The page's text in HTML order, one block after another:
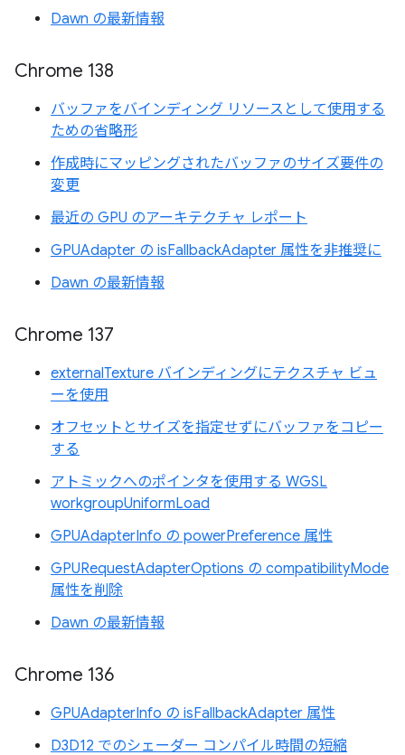
Dawn の最新情報
Chrome 138
バッファをバインディング リソースとして使用する
ための省略形
作成時にマッピングされたバッファのサイズ要件の
変更
最近の GPU のアーキテクチャ レポート
GPUAdapter の isFallbackAdapter 属性を非推奨に
Dawn の最新情報
Chrome 137
externalTexture バインディングにテクスチャ ビュ
ーを使用
オフセットとサイズを指定せずにバッファをコピー
する
アトミックへのポインタを使用する WGSL
workgroupUniformLoad
GPUAdapterInfo の powerPreference 属性
GPURequestAdapterOptions の compatibilityMode
属性を削除
Dawn の最新情報
Chrome 136
GPUAdapterInfo の isFallbackAdapter 属性
D3D12 でのシェーダー コンパイル時間の短縮